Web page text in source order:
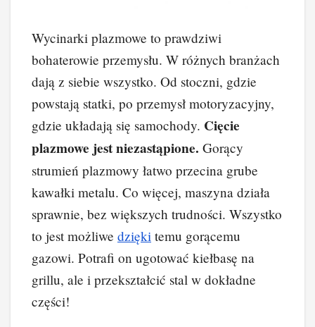
Wycinarki plazmowe to prawdziwi
bohaterowie przemysłu. W różnych branżach
dają z siebie wszystko. Od stoczni, gdzie
powstają statki, po przemysł motoryzacyjny,
gdzie układają się samochody. Cięcie
plazmowe jest niezastąpione. Gorący
strumień plazmowy łatwo przecina grube
kawałki metalu. Co więcej, maszyna działa
sprawnie, bez większych trudności. Wszystko
to jest możliwe dzięki temu gorącemu
gazowi. Potrafi on ugotować kiełbasę na
grillu, ale i przekształcić stal w dokładne
części!